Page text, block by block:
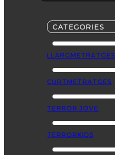
CATEGORIES
LLARGMETRATGES
CURTMETRATGES
TERROR JOVE
TERRORKIDS